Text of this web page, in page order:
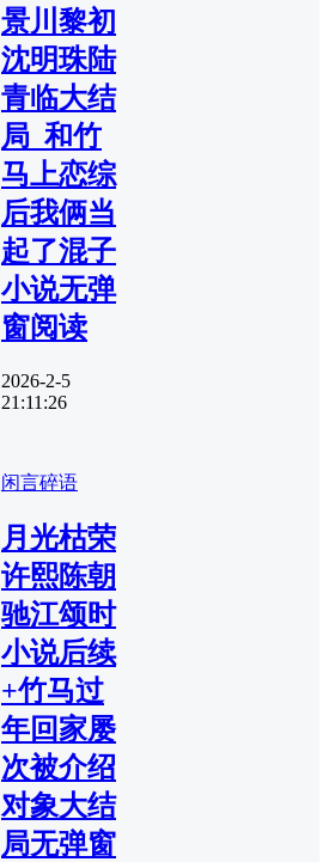
景川黎初
沈明珠陆
青临大结
局_和竹
马上恋综
后我俩当
起了混子
小说无弹
窗阅读
2026-2-5
21:11:26
闲言碎语
月光枯荣
许熙陈朝
驰江颂时
小说后续
+竹马过
年回家屡
次被介绍
对象大结
局无弹窗